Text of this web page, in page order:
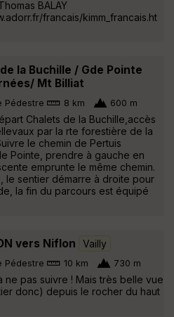
BALAY
francais/kimm_francais.ht
la Buchille / Gde Pointe
Mt Billiat
Pédestre 8 km 600 m
Chalets de la Buchille,accès
par la rte forestière de la
le chemin de Pertuis
Pointe, prendre à gauche en
emprunte le même chemin.
le sentier démarre à droite pour
la fin du parcours est équipé
vers Niflon Vailly
Pédestre 10 km 730 m
ne pas suivre ! Mais très belle vue
donc) depuis le rocher du haut